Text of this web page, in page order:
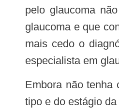
pelo glaucoma
glaucoma e que
mais cedo o
especialista em
Embora não tenha cura, o glaucoma possui tratamento e pode ser controlado quando diagnosticado a tempo. Dependendo do
tipo e do estágio